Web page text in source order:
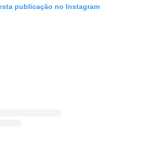
publicação no Instagram